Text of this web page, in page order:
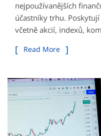
nejpoužívanějších
účastníky trhu.
včetně akcií, indexů,
Read More